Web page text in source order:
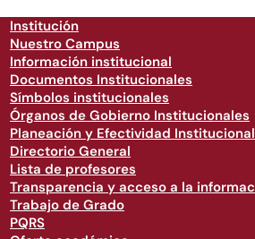
Institución
Nuestro Campus
Información institucional
Documentos Institucionales
Símbolos institucionales
Órganos de Gobierno Institucionales
Planeación y Efectividad Institucional
Directorio General
Lista de profesores
Transparencia y acceso a la
Trabajo de Grado
PQRS